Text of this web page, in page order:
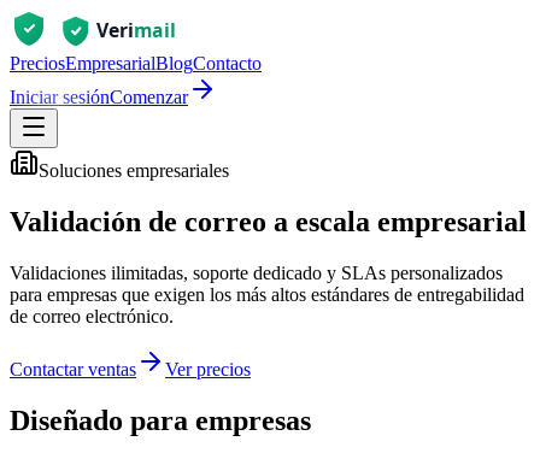
PreciosEmpresarialBlogContacto
Iniciar sesiónComenzar
Soluciones empresariales
Validación de correo a escala empresarial
Validaciones ilimitadas, soporte dedicado y SLAs personalizados
para empresas que exigen los más altos estándares de entregabilidad
de correo electrónico.
Contactar ventas Ver precios
Diseñado para empresas